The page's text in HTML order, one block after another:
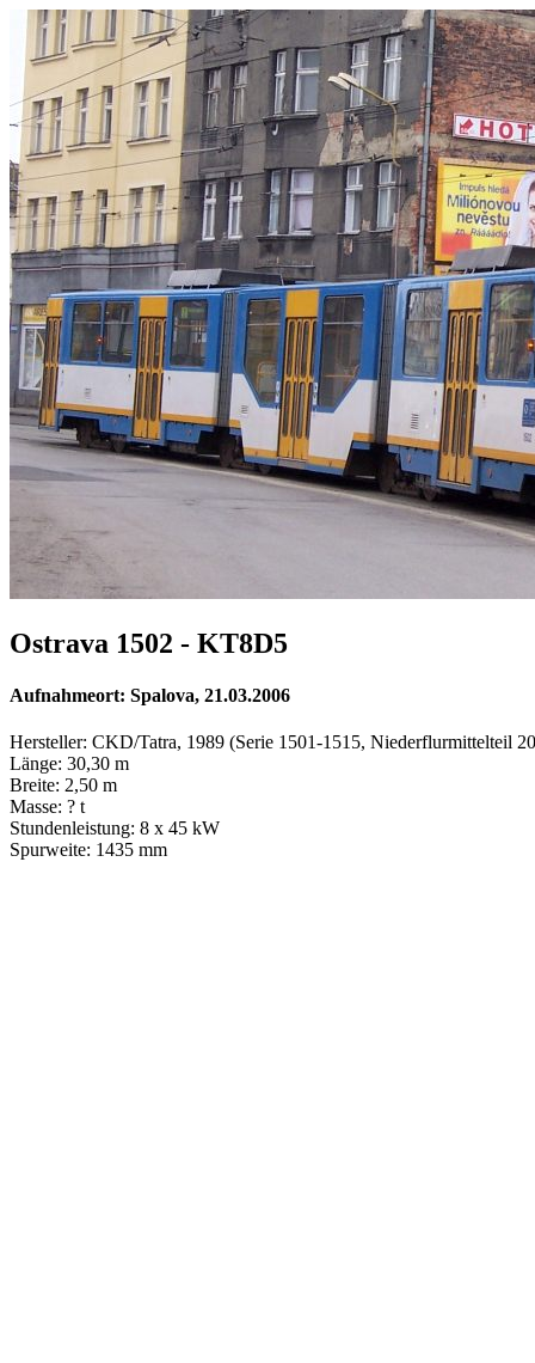
Ostrava 1502 - KT8D5
Aufnahmeort: Spalova, 21.03.2006
Hersteller: CKD/Tatra, 1989 (Serie 1501-1515, Niederflurmittelteil
Länge: 30,30 m
Breite: 2,50 m
Masse: ? t
Stundenleistung: 8 x 45 kW
Spurweite: 1435 mm